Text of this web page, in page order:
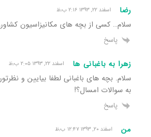
رضا اسفند ۲۲, ۱۳۹۳ ۲:۱۶ ب٫ظ
سلام… کسی از بچه های مکانیزاسیون
پاسخ
زهرا به باغبانی ها اسفند ۲۲, ۱۳۹۳ ۲:۰۵ ب٫ظ
سلام. بچه های باغبانی لطفا بیایین و
به سوالات امسال؟!
پاسخ
من اسفند ۲۰, ۱۳۹۳ ۱۲:۴۷ ب٫ظ